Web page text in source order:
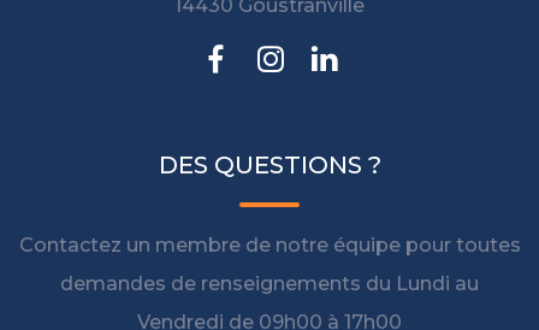
14430 Goustranville
DES QUESTIONS ?
Contactez un membre de notre équipe pour toutes
demandes de renseignements du Lundi au
Vendredi de 09h00 à 17h00